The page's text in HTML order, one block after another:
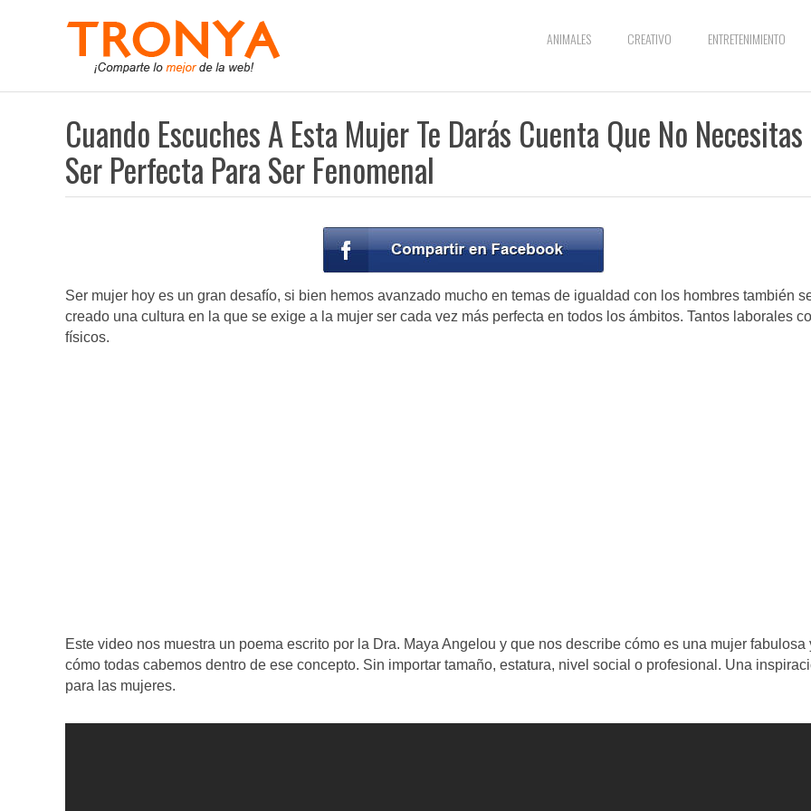
ANIMALES CREATIVO ENTRETENIMIENTO
Cuando Escuches A Esta Mujer Te Darás Cuenta Que No Necesitas
Ser Perfecta Para Ser Fenomenal
Ser mujer hoy es un gran desafío, si bien hemos avanzado mucho en temas de igualdad con los hombres también
creado una cultura en la que se exige a la mujer ser cada vez más perfecta en todos los ámbitos. Tantos laborales
físicos.
Este video nos muestra un poema escrito por la Dra. Maya Angelou y que nos describe cómo es una mujer fabulosa
cómo todas cabemos dentro de ese concepto. Sin importar tamaño, estatura, nivel social o profesional. Una
para las mujeres.